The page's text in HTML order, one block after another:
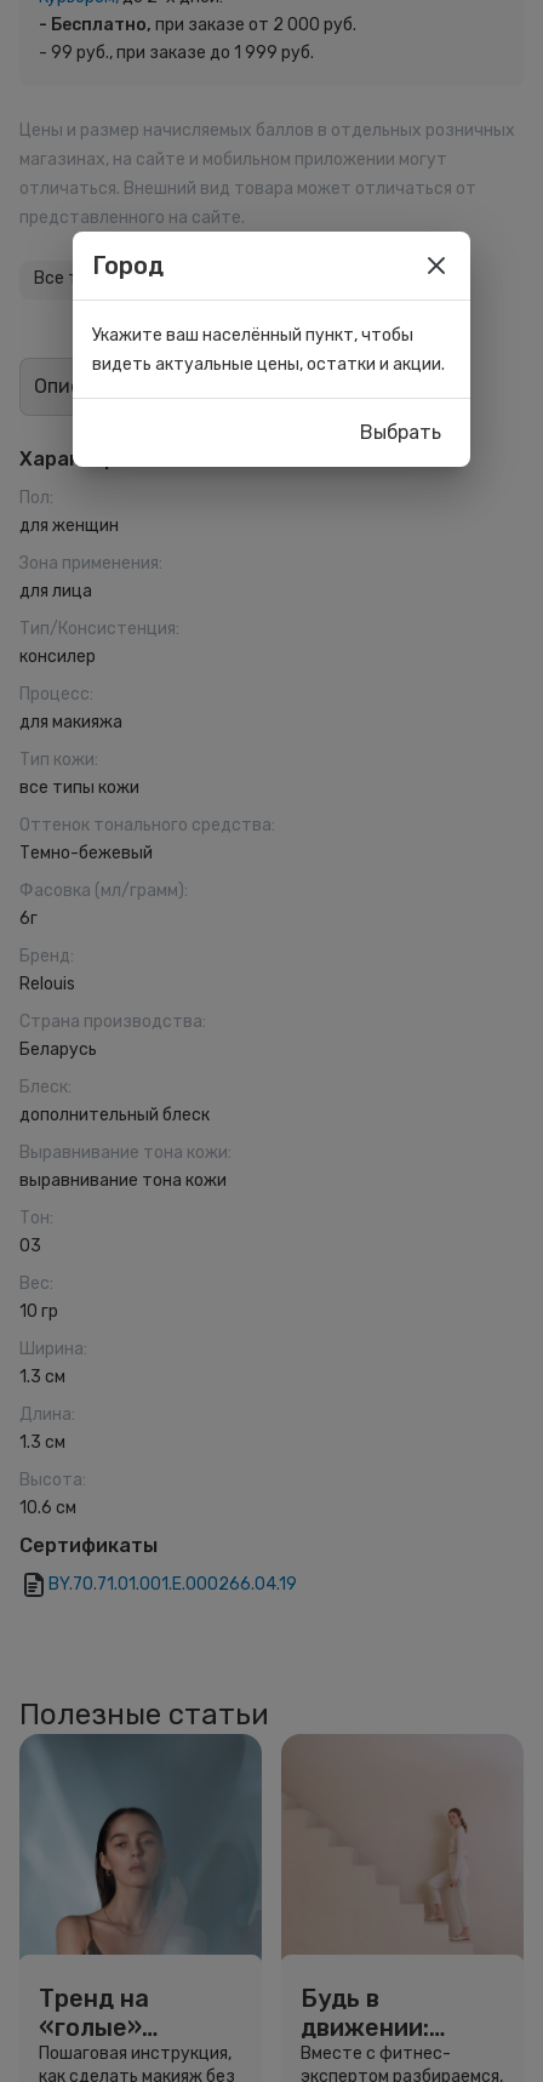
- Бесплатно, при заказе от 2 000 руб.
- 99 руб., при заказе до 1 999 руб.
Цены и размер начисляемых баллов в отдельных розничных
магазинах, на сайте и мобильном приложении могут
отличаться. Внешний вид товара может отличаться от
представленного на сайте.
Все товары бренда
Описание
Характеристики
Пол:
для женщин
Зона применения:
для лица
Тип/Консистенция:
консилер
Процесс:
для макияжа
Тип кожи:
все типы кожи
Оттенок тонального средства:
Темно-бежевый
Фасовка (мл/грамм):
6г
Бренд:
Relouis
Страна производства:
Беларусь
Блеск:
дополнительный блеск
Выравнивание тона кожи:
выравнивание тона кожи
Тон:
03
Вес:
10 гр
Ширина:
1.3 см
Длина:
1.3 см
Высота:
10.6 см
Сертификаты
BY.70.71.01.001.E.000266.04.19
Полезные статьи
Тренд на
«голые»
ресницы: как
Пошаговая инструкция,
как сделать макияж без
Будь в
движении:
сколько нужно
Вместе с фитнес-
экспертом разбираемся,
Город
Укажите ваш населённый пункт, чтобы
видеть актуальные цены, остатки и акции.
Выбрать